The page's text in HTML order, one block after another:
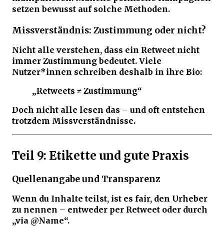
setzen bewusst auf solche Methoden.
Missverständnis: Zustimmung oder nicht?
Nicht alle verstehen, dass ein Retweet nicht
immer Zustimmung bedeutet. Viele
Nutzer*innen schreiben deshalb in ihre Bio:
„Retweets ≠ Zustimmung“
Doch nicht alle lesen das – und oft entstehen
trotzdem Missverständnisse.
Teil 9: Etikette und gute Praxis
Quellenangabe und Transparenz
Wenn du Inhalte teilst, ist es fair, den Urheber
zu nennen – entweder per Retweet oder durch
„via @Name“.